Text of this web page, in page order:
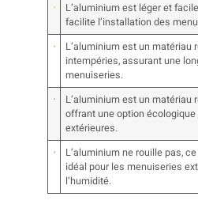
L’aluminium est léger et
facilite l’installation des
L’aluminium est un
intempéries, assurant une
menuiseries.
L’aluminium est un matériau
offrant une option
extérieures.
L’aluminium ne rouille pas,
idéal pour les menuiseries
l’humidité.